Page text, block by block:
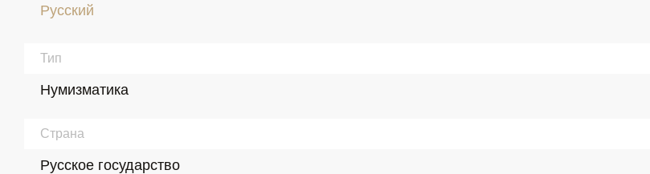
Русский
Тип
Нумизматика
Страна
Русское государство